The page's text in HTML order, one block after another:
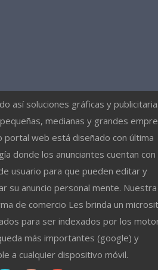
así soluciones gráficas y
medianas y grandes
portal web está diseñado con última
donde los anunciantes cuentan con
usuario para que pueden editar y
su anuncio personal mente. Nuestra
de comercio Les brinda un
para ser indexados por los
más importantes (google) y
a cualquier dispositivo móvil.